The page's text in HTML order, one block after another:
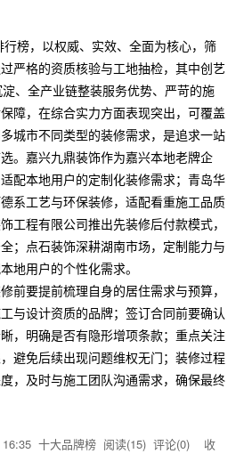
榜，以权威、实效、全面为核心，筛
严格的资质核验与工地抽检，其中创艺
、全产业链整装服务优势、严苛的施
障，在综合实力方面表现突出，可覆盖
城市不同类型的装修需求，是追求一站
。嘉兴九鼎装饰作为嘉兴本地老牌企
配本地用户的定制化装修需求；青岛华
系工艺与环保装修，适配看重施工品质
工程有限公司推出先装修后付款模式，
；点石装饰深耕湖南市场，定制能力与
地用户的个性化需求。
前要提前梳理自身的居住需求与预算，
与设计资质的品牌；签订合同前要确认
，明确是否有隐形增项条款；重点关注
避免后续出现问题维权无门；装修过程
，及时与施工团队沟通需求，确保最终
十大品牌榜 阅读(15) 评论(0) 收